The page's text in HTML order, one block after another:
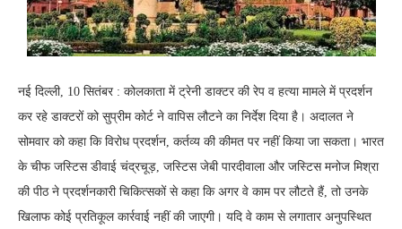
नई दिल्ली, 10 सितंबर : कोलकाता में ट्रेनी डाक्टर की रेप व हत्या मामले में प्रदर्शन
कर रहे डाक्टरों को सुप्रीम कोर्ट ने वापिस लौटने का निर्देश दिया है। अदालत ने
सोमवार को कहा कि विरोध प्रदर्शन, कर्तव्य की कीमत पर नहीं किया जा सकता। भारत
के चीफ जस्टिस डीवाई चंद्रचूड़, जस्टिस जेबी पारदीवाला और जस्टिस मनोज मिश्रा
की पीठ ने प्रदर्शनकारी चिकित्सकों से कहा कि अगर वे काम पर लौटते हैं, तो उनके
खिलाफ कोई प्रतिकूल कार्रवाई नहीं की जाएगी। यदि वे काम से लगातार अनुपस्थित